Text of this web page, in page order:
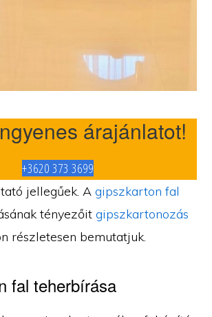
árajánlatot!
+3620 373 3699
jellegűek. Agipszkarton fal
tényezőitgipszkartonozás
részletesen bemutatjuk.
fal teherbírása